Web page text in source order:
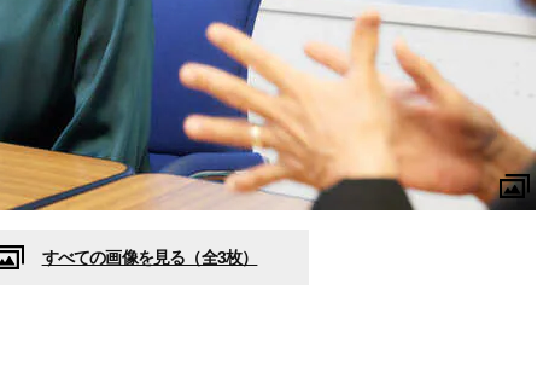
すべての画像を見る（全3枚）